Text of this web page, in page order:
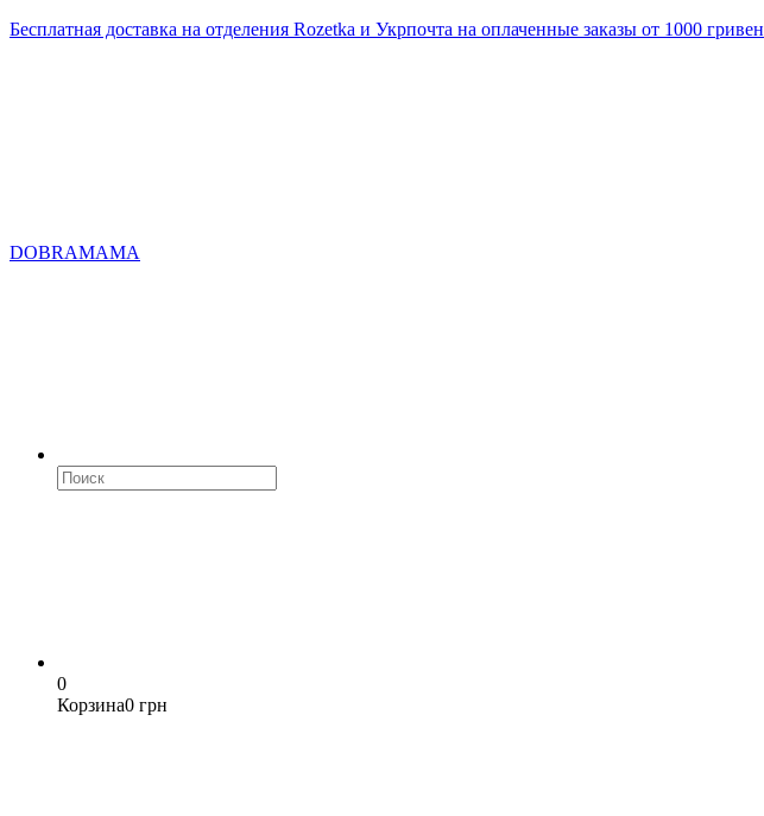
Бесплатная доставка на отделения Rozetka и Укрпочта на оплаченные заказы от 1000 гривен
DOBRAMAMA
0
Корзина0 грн